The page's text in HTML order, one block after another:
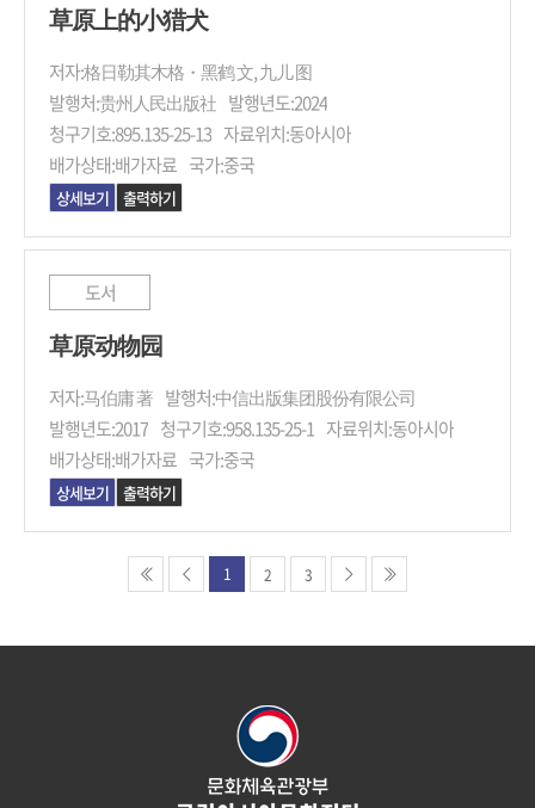
草原上的小猎犬
저자:格日勒其木格・黑鹤 文, 九儿 图
발행처:贵州人民出版社 발행년도:2024
청구기호:895.135-25-13 자료위치:동아시아
배가상태:배가자료 국가:중국
상세보기 출력하기
도서
草原动物园
저자:马伯庸 著 발행처:中信出版集团股份有限公司
발행년도:2017 청구기호:958.135-25-1 자료위치:동아시아
배가상태:배가자료 국가:중국
상세보기 출력하기
1 2 3